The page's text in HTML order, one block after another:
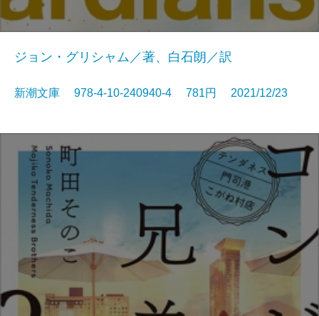
ジョン・グリシャム／著、白石朗／訳
新潮文庫 978-4-10-240940-4 781円 2021/12/23